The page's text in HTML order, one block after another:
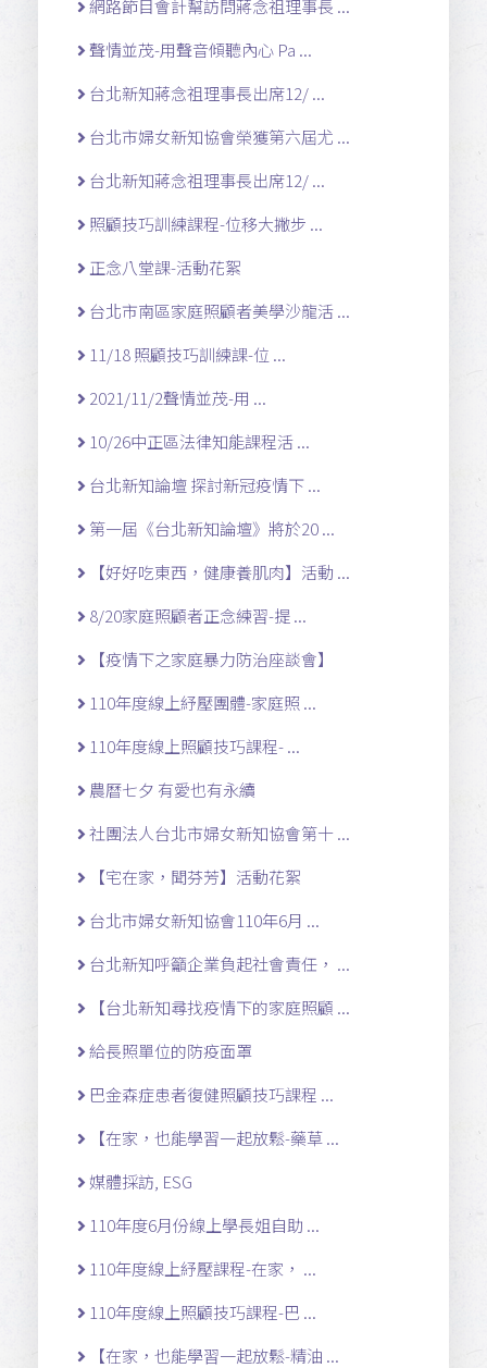
網路節目會計幫訪問蔣念祖理事長 ...
聲情並茂-用聲音傾聽內心 Pa ...
台北新知蔣念祖理事長出席12/ ...
台北市婦女新知協會榮獲第六屆尤 ...
台北新知蔣念祖理事長出席12/ ...
照顧技巧訓練課程-位移大撇步 ...
正念八堂課-活動花絮
台北市南區家庭照顧者美學沙龍活 ...
11/18 照顧技巧訓練課-位 ...
2021/11/2聲情並茂-用 ...
10/26中正區法律知能課程活 ...
台北新知論壇 探討新冠疫情下 ...
第一屆《台北新知論壇》將於20 ...
【好好吃東西，健康養肌肉】活動 ...
8/20家庭照顧者正念練習-提 ...
【疫情下之家庭暴力防治座談會】
110年度線上紓壓團體-家庭照 ...
110年度線上照顧技巧課程- ...
農曆七夕 有愛也有永續
社團法人台北市婦女新知協會第十 ...
【宅在家，聞芬芳】活動花絮
台北市婦女新知協會110年6月 ...
台北新知呼籲企業負起社會責任， ...
【台北新知尋找疫情下的家庭照顧 ...
給長照單位的防疫面罩
巴金森症患者復健照顧技巧課程 ...
【在家，也能學習一起放鬆-藥草 ...
媒體採訪, ESG
110年度6月份線上學長姐自助 ...
110年度線上紓壓課程-在家， ...
110年度線上照顧技巧課程-巴 ...
【在家，也能學習一起放鬆-精油 ...